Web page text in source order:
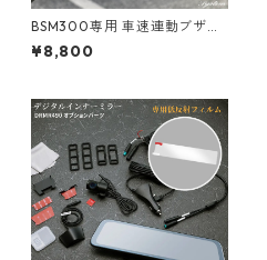
BSM300専用 車速連動ブザー
回路 [ 走行中のみウインカー
連動警告ブザーを使用したい
です ]
¥8,800